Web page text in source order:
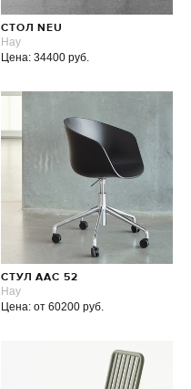
СТОЛ NEU
Hay
Цена: 34400 руб.
СТУЛ AAC 52
Hay
Цена: от 60200 руб.